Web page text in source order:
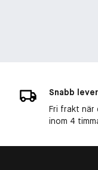
Snabb
Fri frakt när
inom 4